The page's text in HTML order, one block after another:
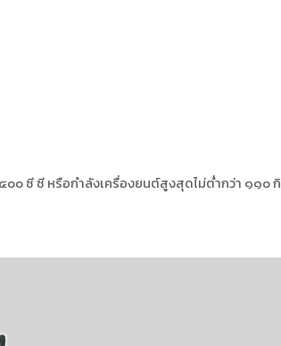
๐ ซี ซี หรือกำลังเครื่องยนต์สูงสุดไม่ต่ำกว่า ๑๑